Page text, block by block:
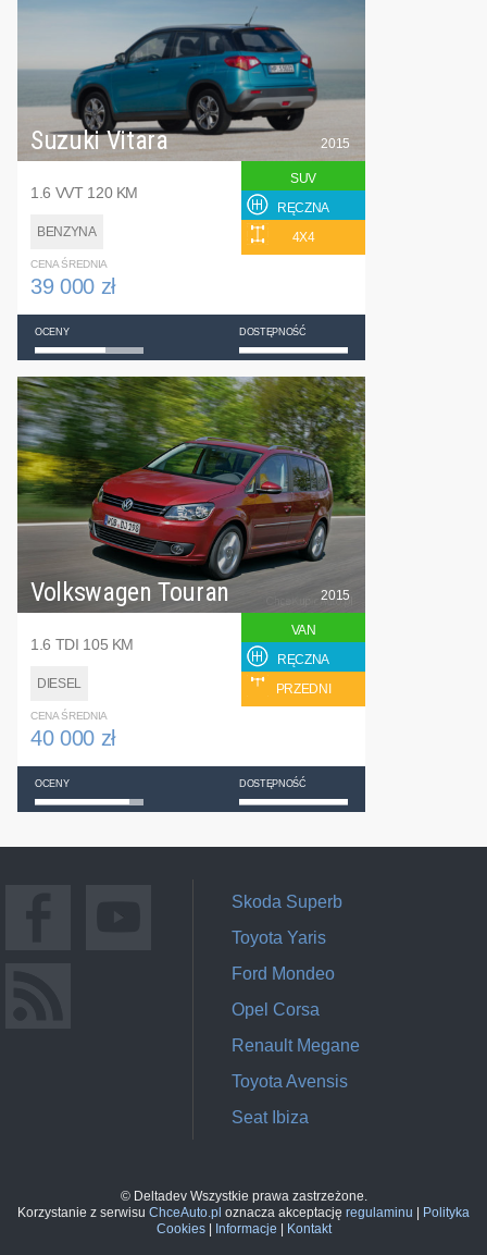
Suzuki Vitara
1.6 VVT 120 KM
BENZYNA
2015
SUV
RĘCZNA
4X4
CENA ŚREDNIA
39 000 zł
OCENY DOSTĘPNOŚĆ
Volkswagen Touran
1.6 TDI 105 KM
DIESEL
2015
VAN
RĘCZNA
PRZEDNI
CENA ŚREDNIA
40 000 zł
OCENY DOSTĘPNOŚĆ
Skoda Superb
Toyota Yaris
Ford Mondeo
Opel Corsa
Renault Megane
Toyota Avensis
Seat Ibiza
© Deltadev Wszystkie prawa zastrzeżone.
Korzystanie z serwisu ChceAuto.pl oznacza akceptację regulaminu
Polityka
Cookies| Informacje Kontakt